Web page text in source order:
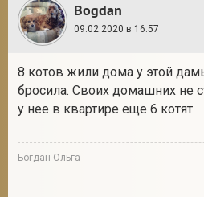
Bogdan
09.02.2020 в 16:57
8 котов жили дома у этой
бросила. Своих домашних не
у нее в квартире еще 6 котят
Богдан Ольга